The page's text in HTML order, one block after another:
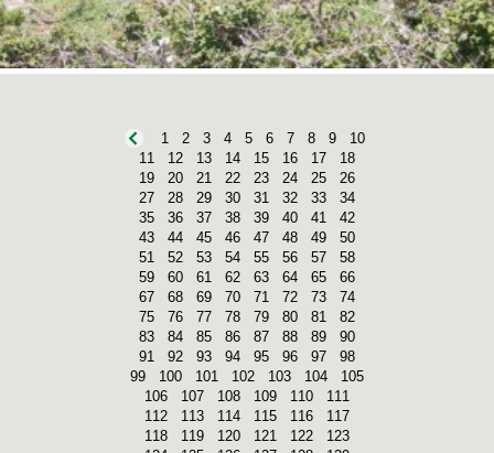
1 2 3 4 5 6 7 8 9
10
11
12 13 14 15 16 17
18
19
20 21 22 23 24 25
26
27
28 29 30 31 32 33
34
35
36 37 38 39 40 41
42
43
44 45 46 47 48 49
50
51
52 53 54 55 56 57
58
59
60 61 62 63 64 65
66
67
68 69 70 71 72 73
74
75
76 77 78 79 80 81
82
83
84 85 86 87 88 89
90
91
92 93 94 95 96 97
98
99
100 101 102 103 104
105
106
107 108 109 110
111
112
113 114 115 116
117
118
119 120 121 122
123